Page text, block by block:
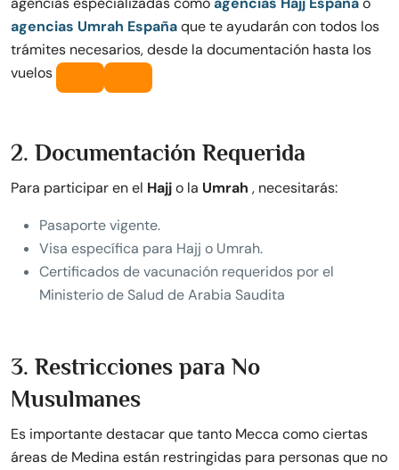
agencias Umrah Españaque te ayudarán con todos los
trámites necesarios, desde la documentación hasta los
vuelos
2. Documentación Requerida
Para participar en el Hajjo la Umrah , necesitarás:
Pasaporte vigente.
Visa específica para Hajj o Umrah.
Certificados de vacunación requeridos por el
Ministerio de Salud de Arabia Saudita
3. Restricciones para No
Musulmanes
Es importante destacar que tanto Mecca como ciertas
áreas de Medina están restringidas para personas que no